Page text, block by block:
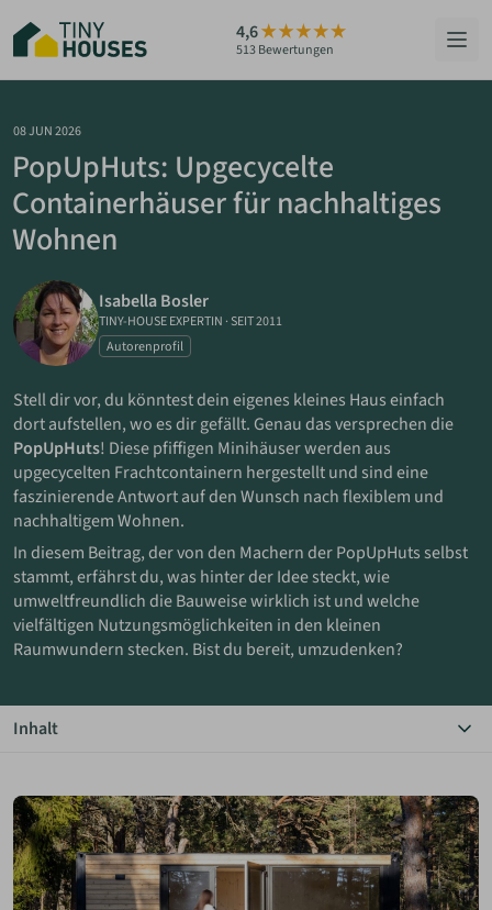
Hauptinhalt
springen
4,6
513 Bewertungen
HÄUSER
BERATUNG
GRUNDSTÜCKE
RATGEBER
ÜBER UNS
ZUM HAUS-FINDER
PARTNER WERDEN
ANMELDEN
MERKLISTE
08 JUN 2026
PopUpHuts: Upgecycelte
Containerhäuser für nachhaltiges
Wohnen
Isabella Bosler
TINY-HOUSE EXPERTIN · SEIT 2011
Autorenprofil
Stell dir vor, du könntest dein eigenes kleines Haus einfach
dort aufstellen, wo es dir gefällt. Genau das versprechen die
PopUpHuts! Diese pfiffigen Minihäuser werden aus
upgecycelten Frachtcontainern hergestellt und sind eine
faszinierende Antwort auf den Wunsch nach flexiblem und
nachhaltigem Wohnen.
In diesem Beitrag, der von den Machern der PopUpHuts selbst
stammt, erfährst du, was hinter der Idee steckt, wie
umweltfreundlich die Bauweise wirklich ist und welche
vielfältigen Nutzungsmöglichkeiten in den kleinen
Raumwundern stecken. Bist du bereit, umzudenken?
Inhalt
Was sind PopUpHuts?
Umweltfreundliches Recycling
Vielseitige Nutzung
Technik im Detail